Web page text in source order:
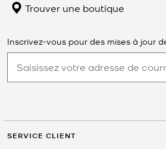
Trouver une boutique
Inscrivez-vous pour des mises à jour
SERVICE CLIENT